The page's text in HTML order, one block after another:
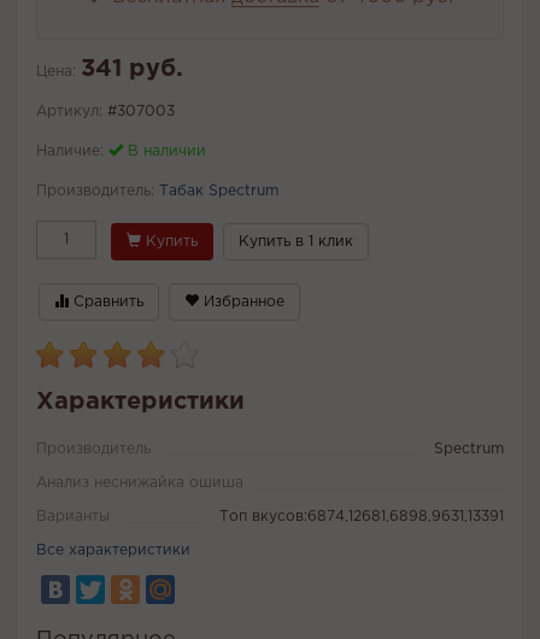
Цена: 341 руб.
Артикул: #307003
Наличие: В наличии
Производитель: Табак Spectrum
Купить Купить в 1 клик
Сравнить Избранное
Характеристики
Производитель Spectrum
Анализ неснижайка ошиша
Варианты Топ вкусов:6874,12681,6898,9631,13391
Все характеристики